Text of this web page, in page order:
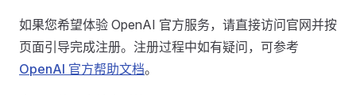
如果您希望体验 OpenAI 官方服务，请直接访问官网并按
页面引导完成注册。注册过程中如有疑问，可参考
OpenAI 官方帮助文档。